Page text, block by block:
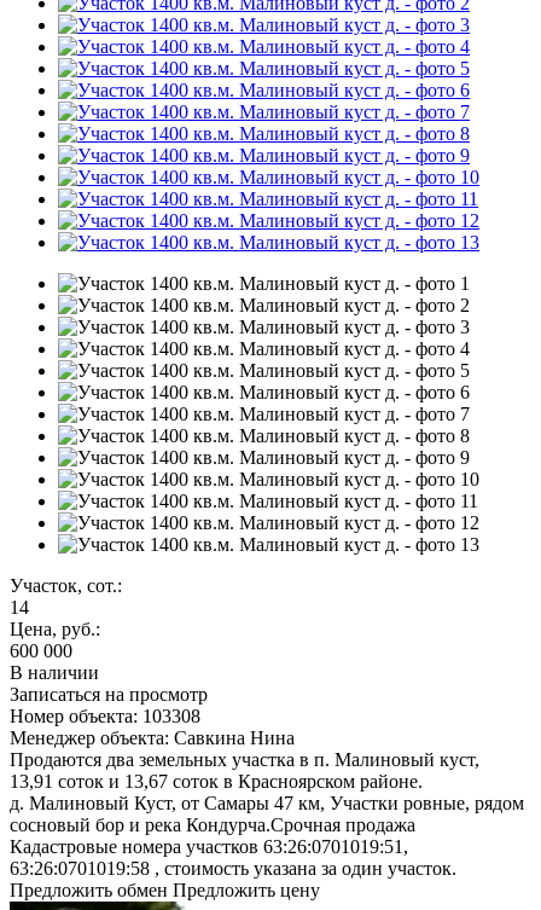
Участок, сот.:
14
Цена, руб.:
600 000
В наличии
Записаться на просмотр
Номер объекта: 103308
Менеджер объекта: Савкина Нина
Продаются два земельных участка в п. Малиновый куст,
13,91 соток и 13,67 соток в Красноярском районе.
д. Малиновый Куст, от Самары 47 км, Участки ровные, рядом
сосновый бор и река Кондурча.Срочная продажа
Кадастровые номера участков 63:26:0701019:51,
63:26:0701019:58 , стоимость указана за один участок.
Предложить обмен Предложить цену